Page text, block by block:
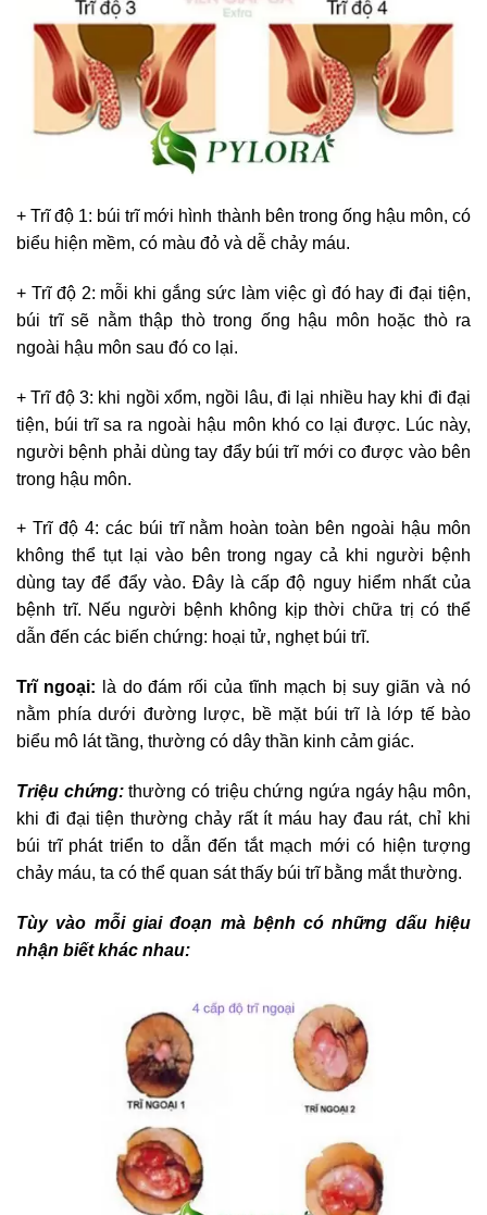
+ Trĩ độ 1: búi trĩ mới hình thành bên trong ống hậu môn, có
biểu hiện mềm, có màu đỏ và dễ chảy máu.
+ Trĩ độ 2: mỗi khi gắng sức làm việc gì đó hay đi đại tiện,
búi trĩ sẽ nằm thập thò trong ống hậu môn hoặc thò ra
ngoài hậu môn sau đó co lại.
+ Trĩ độ 3: khi ngồi xổm, ngồi lâu, đi lại nhiều hay khi đi đại
tiện, búi trĩ sa ra ngoài hậu môn khó co lại được. Lúc này,
người bệnh phải dùng tay đẩy búi trĩ mới co được vào bên
trong hậu môn.
+ Trĩ độ 4: các búi trĩ nằm hoàn toàn bên ngoài hậu môn
không thể tụt lại vào bên trong ngay cả khi người bệnh
dùng tay để đẩy vào. Đây là cấp độ nguy hiểm nhất của
bệnh trĩ. Nếu người bệnh không kịp thời chữa trị có thể
dẫn đến các biến chứng: hoại tử, nghẹt búi trĩ.
Trĩ ngoại: là do đám rối của tĩnh mạch bị suy giãn và nó
nằm phía dưới đường lược, bề mặt búi trĩ là lớp tế bào
biểu mô lát tầng, thường có dây thần kinh cảm giác.
Triệu chứng:thường có triệu chứng ngứa ngáy hậu môn,
khi đi đại tiện thường chảy rất ít máu hay đau rát, chỉ khi
búi trĩ phát triển to dẫn đến tắt mạch mới có hiện tượng
chảy máu, ta có thể quan sát thấy búi trĩ bằng mắt thường.
Tùy vào mỗi giai đoạn mà bệnh có những dấu hiệu
nhận biết khác nhau: